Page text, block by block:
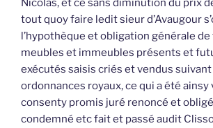
Nicolas, et ce sans diminution du prix
tout quoy faire ledit sieur d’Avaugour
l’hypothèque et obligation générale
meubles et immeubles présents et
exécutés saisis criés et vendus suivant
ordonnances royaux, ce qui a été ainsy
consenty promis juré renoncé et
condemné etc fait et passé audit